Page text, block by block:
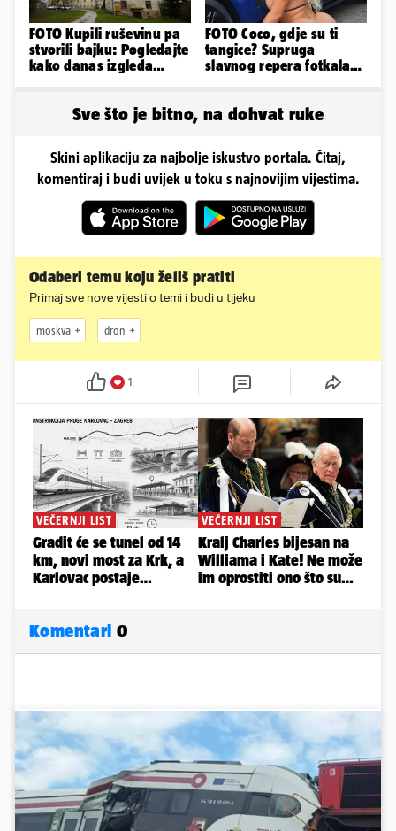
FOTO Kupili ruševinu pa
stvorili bajku: Pogledajte
kako danas izgleda
FOTO Coco, gdje su ti
tangice? Supruga
slavnog repera fotkala
Sve što je bitno, na dohvat ruke
Skini aplikaciju za najbolje iskustvo portala. Čitaj,
komentiraj i budi uvijek u toku s najnovijim vijestima.
Odaberi temu koju želiš pratiti
Primaj sve nove vijesti o temi i budi u tijeku
moskva dron
1
Komentari 0